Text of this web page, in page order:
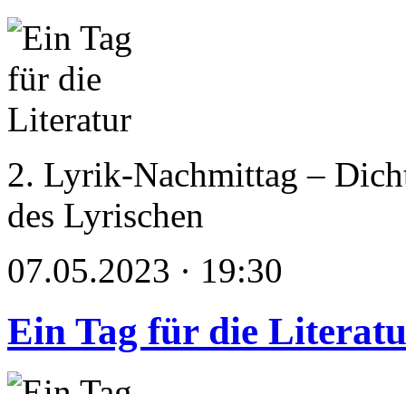
2. Lyrik-Nachmittag –
des Lyrischen
07.05.2023 · 19:30
Ein Tag für die